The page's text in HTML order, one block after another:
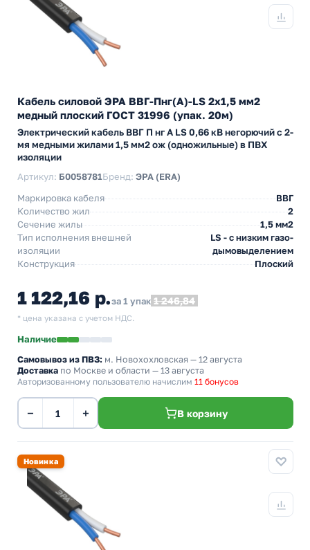
Кабель силовой ЭРА ВВГ-Пнг(А)-LS 2х1,5 мм2
медный плоский ГОСТ 31996 (упак. 20м)
Электрический кабель ВВГ П нг А LS 0,66 кВ негорючий с 2-
мя медными жилами 1,5 мм2 ож (одножильные) в ПВХ
изоляции
Артикул: Б0058781Бренд: ЭРА (ERA)
Маркировка кабеля
ВВГ
Количество жил
2
Сечение жилы
1,5 мм2
Тип исполнения внешней
изоляции
LS - с низким газо-
дымовыделением
Конструкция
Плоский
1 122,16 р.за 1 упак 1 246,84
* цена указана с учетом НДС.
Наличие
Самовывоз из ПВЗ: м. Новохохловская — 12 августа
Доставка по Москве и области — 13 августа
Авторизованному пользователю начислим 11 бонусов
− + В корзину
Новинка